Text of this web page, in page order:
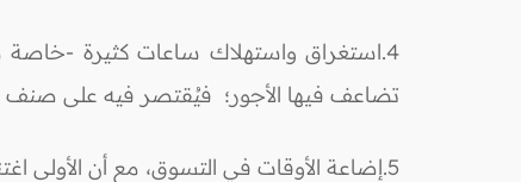
4.استغراق واستهلاك ساعات كثيرة -خاصة
تضاعف فيها الأجور؛ فيُقتصر فيه على صنف
5.إضاعة الأوقات في التسوق، مع أن الأولى اغتنام هذه الأوقات في التعبد والاعتكاف، ويمكن التجهز للعيد وشراء حاجياته قبل دخول رمضان.